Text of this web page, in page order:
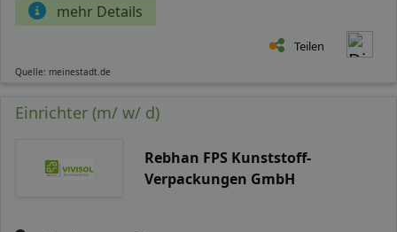
mehr Details
Teilen
Quelle: meinestadt.de
Einrichter (m/ w/ d)
Rebhan FPS Kunststoff-
Verpackungen GmbH